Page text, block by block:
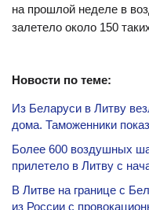
на прошлой неделе в
залетело около 150
Новости по теме:
Из Беларуси в Литву
дома. Таможенники
Более 600 воздушных
прилетело в Литву с
В Литве на границе с
из России с